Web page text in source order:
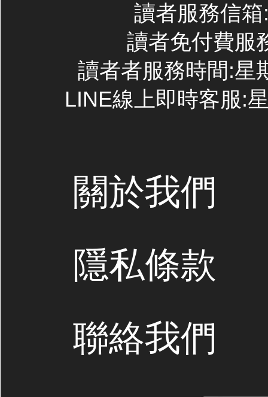
讀者服務信
讀者免付費服
讀者者服務時間:星
LINE線上即時客服:
關於我們
隱私條款
聯絡我們